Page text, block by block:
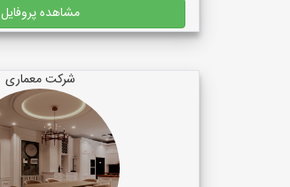
مشاهده پروفایل
شرکت معماری